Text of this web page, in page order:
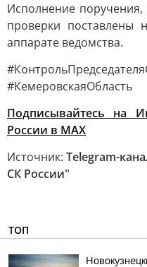
Исполнение поручения,
проверки поставлены
аппарате ведомства.
#КемеровскаяОбласть
Подписывайтесь на
России в MAХ
Источник: Telegram-
СК России"
ТОП